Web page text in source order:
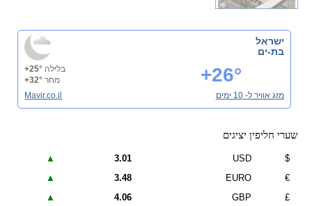
ישראל
בת-ים
+26° בלילה +25°
מחר +32°
מזג אוויר ל- 10 ימים
Mavir.co.il
שערי חליפין יציגים
$
USD
3.01
▲
€
EURO
3.48
▲
£
GBP
4.06
▲